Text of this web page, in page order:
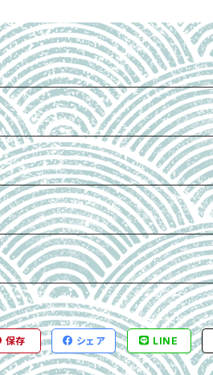
保存 シェア LINE